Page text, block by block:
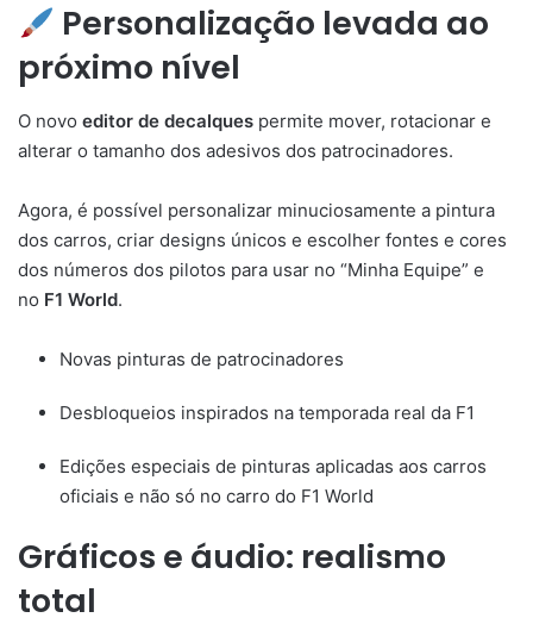
Personalização levada ao
próximo nível
O novo editor de decalques permite mover, rotacionar e
alterar o tamanho dos adesivos dos patrocinadores.
Agora, é possível personalizar minuciosamente a pintura
dos carros, criar designs únicos e escolher fontes e cores
dos números dos pilotos para usar no “Minha Equipe” e
no F1 World.
Novas pinturas de patrocinadores
Desbloqueios inspirados na temporada real da F1
Edições especiais de pinturas aplicadas aos carros
oficiais e não só no carro do F1 World
Gráficos e áudio: realismo
total